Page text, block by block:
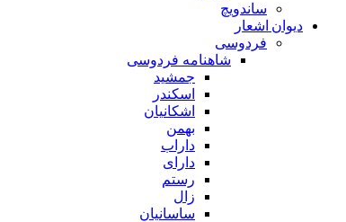
ساندویچ
دیوان اشعار
فردوسی
شاهنامه فردوسی
جمشید
اسکندر
اشکانیان
بهمن
داراب
دارای
رستم
زال
ساسانیان